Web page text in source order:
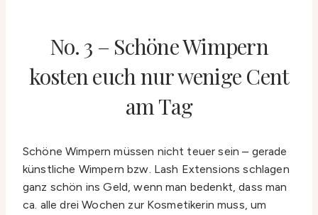
No. 3 – Schöne Wimpern
kosten euch nur wenige Cent
am Tag
Schöne Wimpern müssen nicht teuer sein – gerade
künstliche Wimpern bzw. Lash Extensions schlagen
ganz schön ins Geld, wenn man bedenkt, dass man
ca. alle drei Wochen zur Kosmetikerin muss, um